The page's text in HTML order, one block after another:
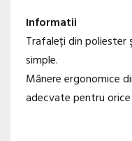
Informatii
Trafaleți din poliester
simple.
Mânere ergonomice
adecvate pentru